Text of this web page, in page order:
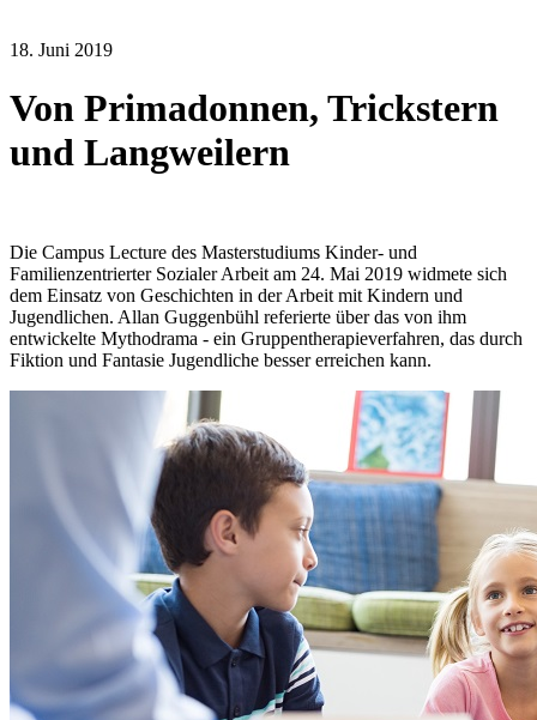
18. Juni 2019
Von Primadonnen, Trickstern
und Langweilern
Die Campus Lecture des Masterstudiums Kinder- und
Familienzentrierter Sozialer Arbeit am 24. Mai 2019 widmete sich
dem Einsatz von Geschichten in der Arbeit mit Kindern und
Jugendlichen. Allan Guggenbühl referierte über das von ihm
entwickelte Mythodrama - ein Gruppentherapieverfahren, das durch
Fiktion und Fantasie Jugendliche besser erreichen kann.